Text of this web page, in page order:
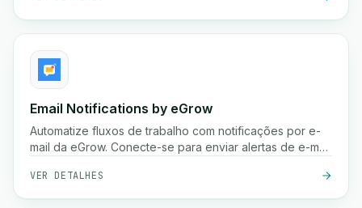
Email Notifications by eGrow
Automatize fluxos de trabalho com notificações por e-
mail da eGrow. Conecte-se para enviar alertas de e-mail
VER DETALHES